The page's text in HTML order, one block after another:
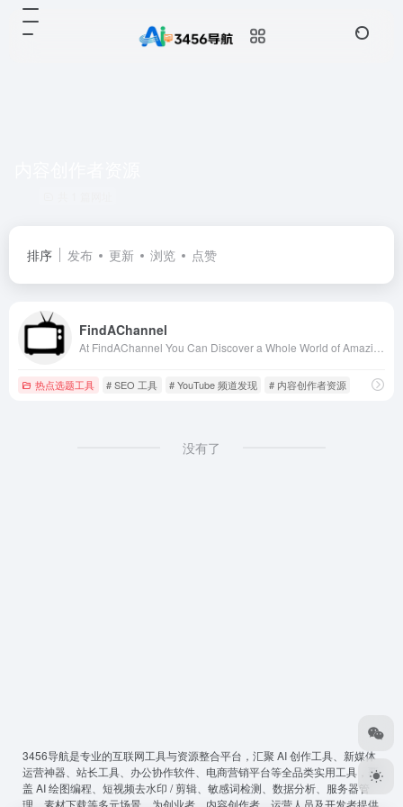
排序 发布 更新 浏览 点赞
FindAChannel
热点选题工具 # SEO 工具 # YouTube 频道发现 # 内容创作者资源
没有了
3456导航是专业的互联网工具与资源整合平台，汇聚 AI 创作工具、新媒体
运营神器、站长工具、办公协作软件、电商营销平台等全品类实用工具，覆
盖 AI 绘图编程、短视频去水印 / 剪辑、敏感词检测、数据分析、服务器管
理、素材下载等多元场景，为创业者、内容创作者、运营人员及开发者提供